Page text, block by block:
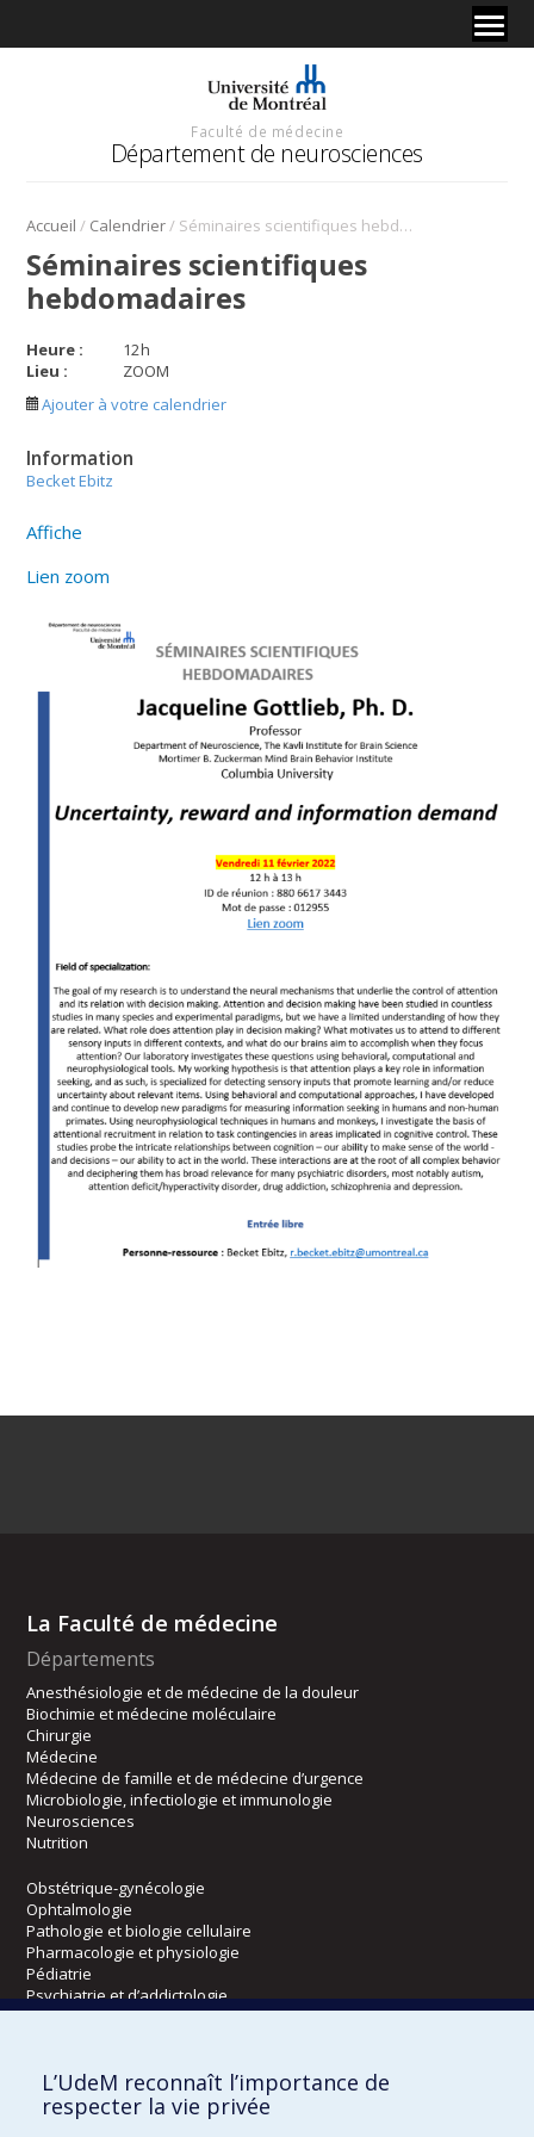
Faculté de médecine
Département de neurosciences
Accueil / Calendrier/ Séminaires scientifiques hebdomadaires
Séminaires scientifiques
hebdomadaires
Heure : 12h
Lieu :
ZOOM
Ajouter à votre calendrier
Information
Becket Ebitz
Affiche
Lien zoom
La Faculté de médecine
Départements
Anesthésiologie et de médecine de la douleur
Biochimie et médecine moléculaire
Chirurgie
Médecine
Médecine de famille et de médecine d’urgence
Microbiologie, infectiologie et immunologie
Neurosciences
Nutrition
Obstétrique-gynécologie
Ophtalmologie
Pathologie et biologie cellulaire
Pharmacologie et physiologie
Pédiatrie
Psychiatrie et d’addictologie
Radiologie, radio-oncologie et médecine nucléaire
Écoles
L’UdeM reconnaît l’importance de
respecter la vie privée